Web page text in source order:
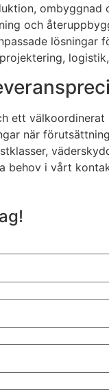
ombyggnad
och
lösningar
ett
när
behov i vårt